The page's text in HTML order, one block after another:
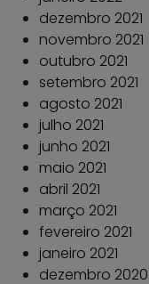
dezembro 2021
novembro 2021
outubro 2021
setembro 2021
agosto 2021
julho 2021
junho 2021
maio 2021
abril 2021
março 2021
fevereiro 2021
janeiro 2021
dezembro 2020